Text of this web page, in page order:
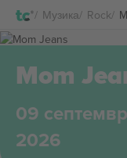
Музика Rock
Mom
09
2026